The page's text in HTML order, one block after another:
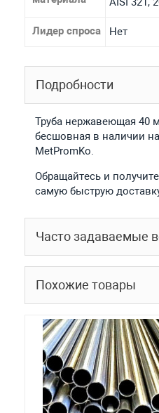
Лидер спроса Нет
Подробности
Труба нержавеющая 40
бесшовная в наличии
MetPromKo.
Обращайтесь и
самую быструю
Часто задаваемые
Похожие товары